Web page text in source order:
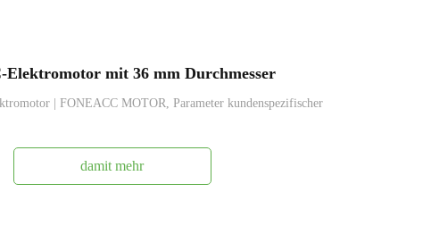
mit 36 ​​mm Durchmesser
| FONEACC MOTOR, Parameter kundenspezifischer
damit mehr